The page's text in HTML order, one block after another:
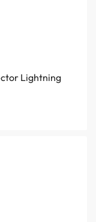
Lightning